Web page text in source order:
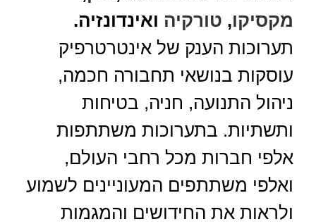
מקסיקו, טורקיה ואינדונזיה.
תערוכות הענק של אינטרטרפיק
עוסקות בנושאי תחבורה חכמה,
ניהול התנועה, חניה, בטיחות
ותשתיות. בתערוכות משתתפות
אלפי חברות מכל רחבי העולם,
ואלפי משתתפים המעוניינים לשמוע
ולראות את החידושים והמגמות